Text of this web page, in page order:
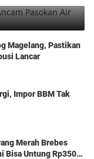
Magelang, Pastikan
Lancar
Impor BBM Tak
Merah Brebes
Bisa Untung Rp350